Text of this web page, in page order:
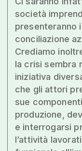
società
presenteranno
conciliazione
Crediamo
la crisi sembra
iniziativa
che gli attori
sue
produzione,
e interrogarsi
l’attività